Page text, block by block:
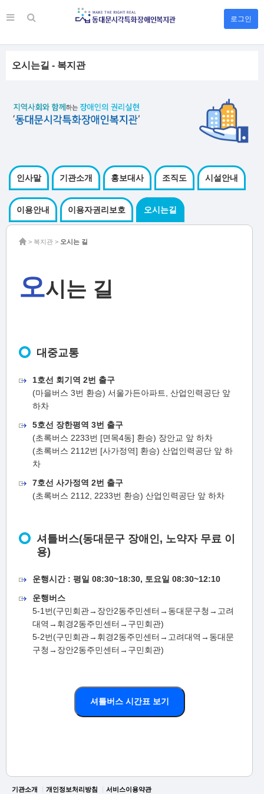
로그인
오시는길 - 복지관
인사말 기관소개 홍보대사 조직도 시설안내
이용안내 이용자권리보호 오시는길
> 복지관 > 오시는 길
오시는 길
대중교통
1호선 회기역 2번 출구
(마을버스 3번 환승) 서울가든아파트, 산업인력공단 앞
하차
5호선 장한평역 3번 출구
(초록버스 2233번 [면목4동] 환승) 장안교 앞 하차
(초록버스 2112번 [사가정역] 환승) 산업인력공단 앞 하
차
7호선 사가정역 2번 출구
(초록버스 2112, 2233번 환승) 산업인력공단 앞 하차
셔틀버스(동대문구 장애인, 노약자 무료 이
용)
운행시간 : 평일 08:30~18:30, 토요일 08:30~12:10
운행버스
5-1번(구민회관→장안2동주민센터→동대문구청→고려
대역→휘경2동주민센터→구민회관)
5-2번(구민회관→휘경2동주민센터→고려대역→동대문
구청→장안2동주민센터→구민회관)
셔틀버스 시간표 보기
기관소개 개인정보처리방침 서비스이용약관